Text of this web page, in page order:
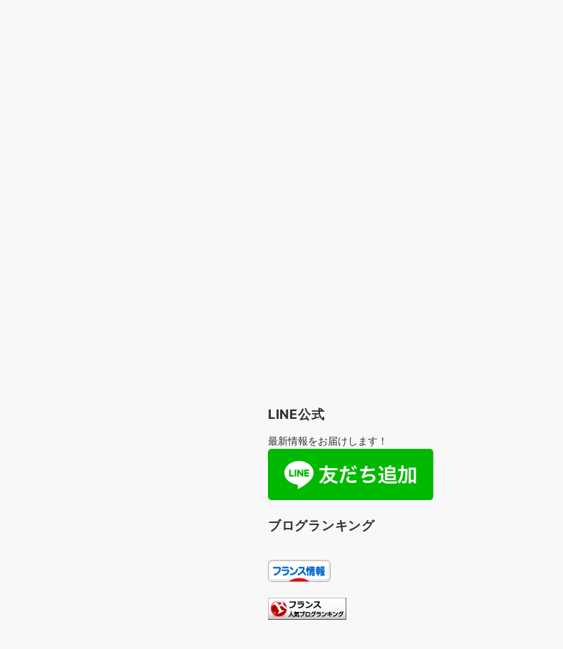
LINE公式
最新情報をお届けします！
ブログランキング